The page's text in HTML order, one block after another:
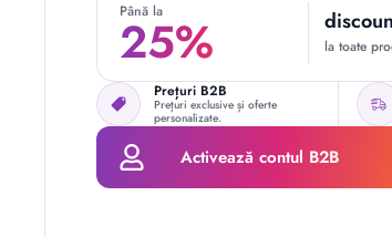
Până la
25% la toate
Prețuri B2B
Prețuri exclusive și oferte
personalizate.
Activează contul B2B